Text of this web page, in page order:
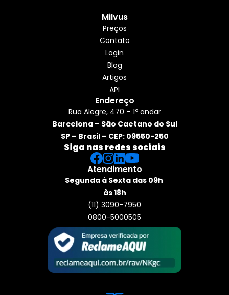
Milvus
Preços
Contato
Login
Blog
Artigos
API
Endereço
Rua Alegre, 470 – 1º andar
Barcelona – São Caetano do Sul
SP – Brasil – CEP: 09550-250
Siga nas redes sociais
Atendimento
Segunda à Sexta das 09h
às 18h
(11) 3090-7950
0800-5000505